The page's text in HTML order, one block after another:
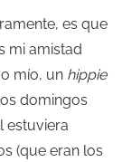
es que
mi amistad
mío, un hippie
domingos
estuviera
(que eran los